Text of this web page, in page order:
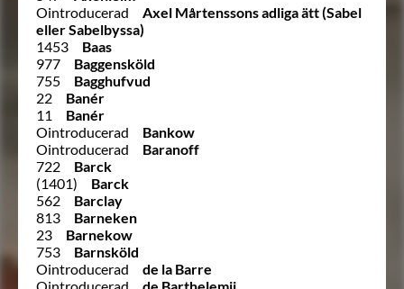
Ointroducerad
Axel Mårtenssons adliga ätt (Sabel
eller Sabelbyssa)
1453
Baas
977
Baggensköld
755
Bagghufvud
22
Banér
11
Banér
Ointroducerad
Bankow
Ointroducerad
Baranoff
722
Barck
(1401)
Barck
562
Barclay
813
Barneken
23
Barnekow
753
Barnsköld
Ointroducerad
de la Barre